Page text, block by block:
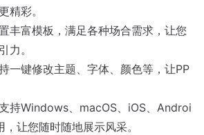
精彩。
丰富模板，满足各种场合需求，让您
力。
一键修改主题、字体、颜色等，让PP
支持Windows、macOS、iOS、Androi
让您随时随地展示风采。